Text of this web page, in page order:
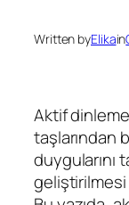
Written byElikain
Aktif
taşlarından
duygularını